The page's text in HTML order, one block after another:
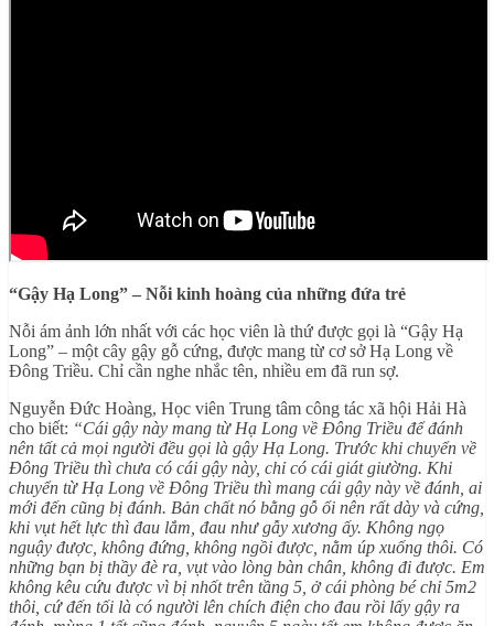
“Gậy Hạ Long” – Nỗi kinh hoàng của những đứa trẻ
Nỗi ám ảnh lớn nhất với các học viên là thứ được gọi là “Gậy Hạ
Long” – một cây gậy gỗ cứng, được mang từ cơ sở Hạ Long về
Đông Triều. Chỉ cần nghe nhắc tên, nhiều em đã run sợ.
Nguyễn Đức Hoàng, Học viên Trung tâm công tác xã hội Hải Hà
cho biết: “Cái gậy này mang từ Hạ Long về Đông Triều để đánh
nên tất cả mọi người đều gọi là gậy Hạ Long. Trước khi chuyển về
Đông Triều thì chưa có cái gậy này, chỉ có cái giát giường. Khi
chuyển từ Hạ Long về Đông Triều thì mang cái gậy này về đánh, ai
mới đến cũng bị đánh. Bản chất nó bằng gỗ ổi nên rất dày và cứng,
khi vụt hết lực thì đau lắm, đau như gẫy xương ấy. Không ngọ
nguậy được, không đứng, không ngồi được, nằm úp xuống thôi. Có
những bạn bị thầy đè ra, vụt vào lòng bàn chân, không đi được. Em
không kêu cứu được vì bị nhốt trên tầng 5, ở cái phòng bé chỉ 5m2
thôi, cứ đến tối là có người lên chích điện cho đau rồi lấy gậy ra